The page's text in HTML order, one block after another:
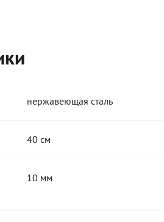
нержавеющая сталь
40 см
10 мм